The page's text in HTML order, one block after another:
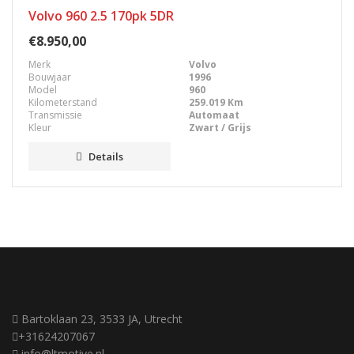
Volvo 960 2.5 170pk 5DR
€8.950,00
Merk
Volvo
Bouwjaar
1996
Model
960
Kilometerstand
259.019 Km
Transmissie
Automaat
Kleur
Zwart / Grijs
Details
Bartoklaan 23, 3533 JA, Utrecht
+31624207067